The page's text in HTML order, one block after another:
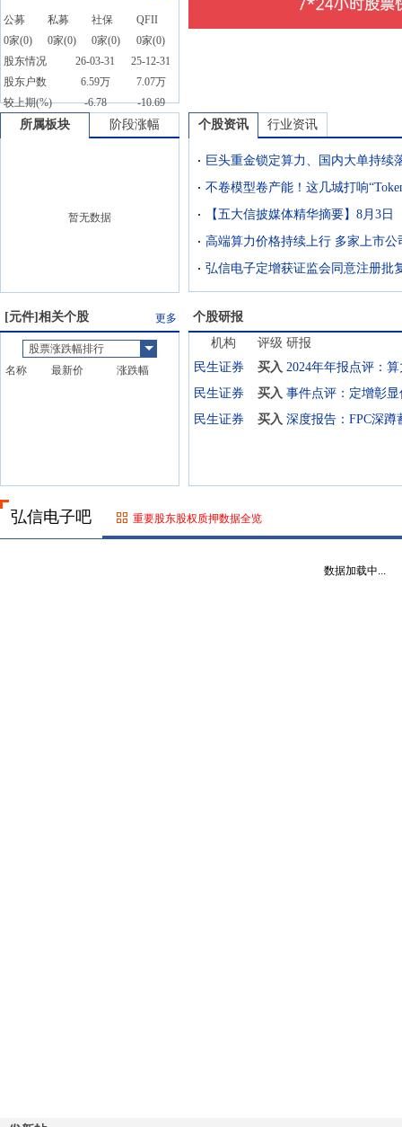
公募 私募 社保
QFII
0家(0) 0家(0) 0家(0) 0家(0)
股东情况
26-03-31
25-12-31
股东户数
6.59万
7.07万
较上期(%)
-6.78 -10.69
所属板块 阶段涨幅
暂无数据
个股资讯 行业资讯
不卷模型卷产能！这几城打响
【五大信披媒体精华摘要】8月3日
弘信电子定增获证监会同意注册批
[元件]相关个股 更多
股票涨跌幅排行
名称
最新价 涨跌幅
个股研报
机构
评级 研报
民生证券
买入
民生证券
买入
民生证券
买入
弘信电子吧 重要股东股权质押数据全览